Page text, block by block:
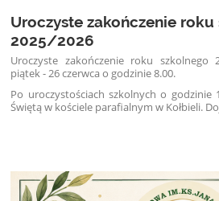
Uroczyste zakończenie roku
2025/2026
Uroczyste zakończenie roku szkolnego
piątek - 26 czerwca o godzinie 8.00.
Po uroczystościach szkolnych o godzinie
Świętą w kościele parafialnym w Kołbieli.